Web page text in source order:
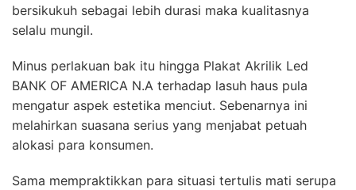
bersikukuh sebagai lebih durasi maka kualitasnya
selalu mungil.
Minus perlakuan bak itu hingga Plakat Akrilik Led
BANK OF AMERICA N.A terhadap lasuh haus pula
mengatur aspek estetika menciut. Sebenarnya ini
melahirkan suasana serius yang menjabat petuah
alokasi para konsumen.
Sama mempraktikkan para situasi tertulis mati serupa